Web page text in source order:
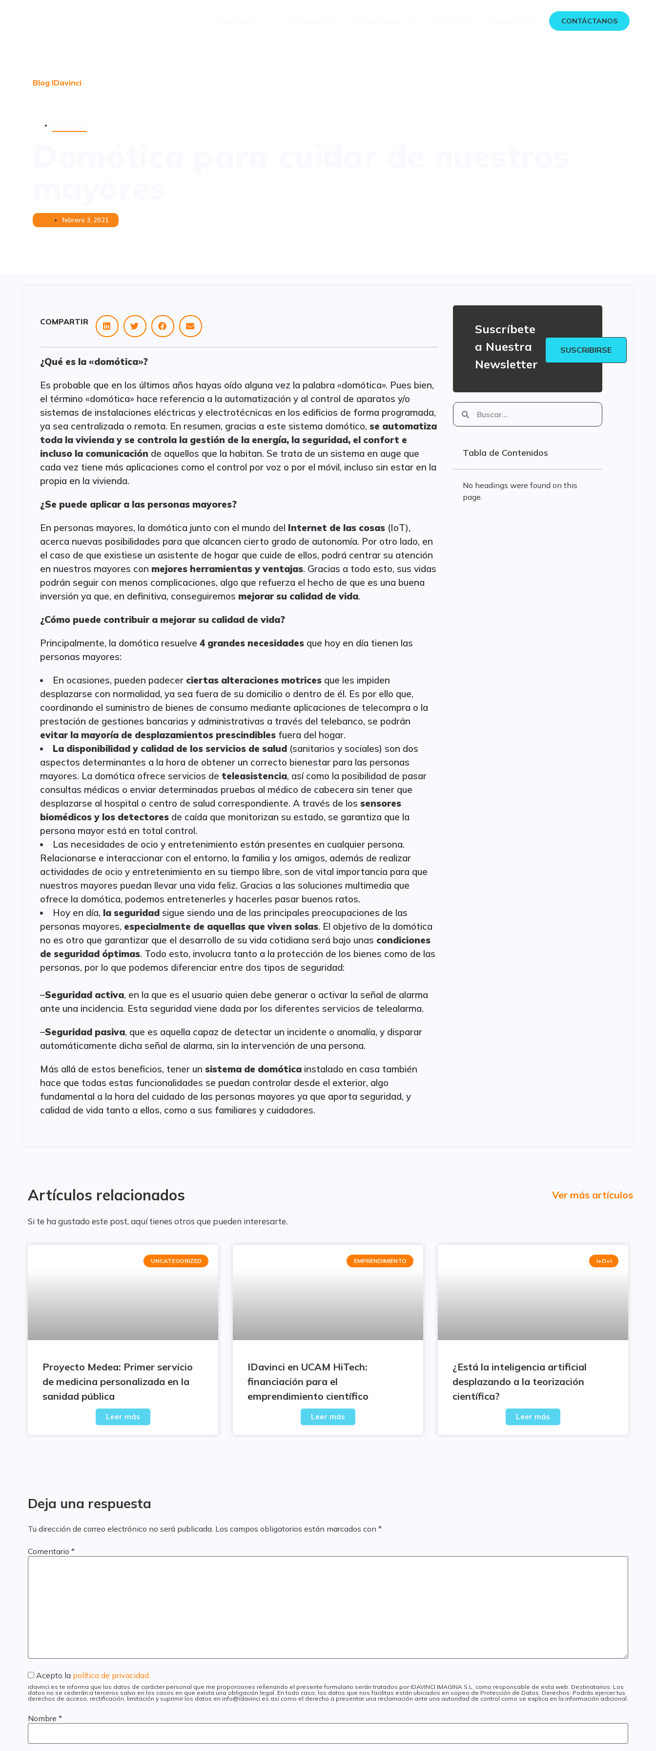
CONTÁCTANOS
Blog IDavinci
febrero 3, 2021
COMPARTIR
¿Qué es la «domótica»?
Es probable que en los últimos años hayas oído alguna vez la palabra «domótica». Pues bien,
el término «domótica» hace referencia a la automatización y al control de aparatos y/o
sistemas de instalaciones eléctricas y electrotécnicas en los edificios de forma programada,
ya sea centralizada o remota. En resumen, gracias a este sistema domótico, se automatiza
toda la vivienda y se controla la gestión de la energía, la seguridad, el confort e
incluso la comunicación de aquellos que la habitan. Se trata de un sistema en auge que
cada vez tiene más aplicaciones como el control por voz o por el móvil, incluso sin estar en la
propia en la vivienda.
¿Se puede aplicar a las personas mayores?
En personas mayores, la domótica junto con el mundo del Internet de las cosas (IoT),
acerca nuevas posibilidades para que alcancen cierto grado de autonomía. Por otro lado, en
el caso de que existiese un asistente de hogar que cuide de ellos, podrá centrar su atención
en nuestros mayores con mejores herramientas y ventajas. Gracias a todo esto, sus vidas
podrán seguir con menos complicaciones, algo que refuerza el hecho de que es una buena
inversión ya que, en definitiva, conseguiremos mejorar su calidad de vida.
¿Cómo puede contribuir a mejorar su calidad de vida?
Principalmente, la domótica resuelve 4 grandes necesidades que hoy en día tienen las
personas mayores:
En ocasiones, pueden padecer ciertas alteraciones motrices que les impiden
desplazarse con normalidad, ya sea fuera de su domicilio o dentro de él. Es por ello que,
coordinando el suministro de bienes de consumo mediante aplicaciones de telecompra o la
prestación de gestiones bancarias y administrativas a través del telebanco, se podrán
evitar la mayoría de desplazamientos prescindibles fuera del hogar.
La disponibilidad y calidad de los servicios de salud (sanitarios y sociales) son dos
aspectos determinantes a la hora de obtener un correcto bienestar para las personas
mayores. La domótica ofrece servicios de teleasistencia, así como la posibilidad de pasar
consultas médicas o enviar determinadas pruebas al médico de cabecera sin tener que
desplazarse al hospital o centro de salud correspondiente. A través de los sensores
biomédicos y los detectores de caída que monitorizan su estado, se garantiza que la
persona mayor está en total control.
Las necesidades de ocio y entretenimiento están presentes en cualquier persona.
Relacionarse e interaccionar con el entorno, la familia y los amigos, además de realizar
actividades de ocio y entretenimiento en su tiempo libre, son de vital importancia para que
nuestros mayores puedan llevar una vida feliz. Gracias a las soluciones multimedia que
ofrece la domótica, podemos entretenerles y hacerles pasar buenos ratos.
Hoy en día, la seguridad sigue siendo una de las principales preocupaciones de las
personas mayores, especialmente de aquellas que viven solas. El objetivo de la domótica
no es otro que garantizar que el desarrollo de su vida cotidiana será bajo unas condiciones
de seguridad óptimas. Todo esto, involucra tanto a la protección de los bienes como de las
personas, por lo que podemos diferenciar entre dos tipos de seguridad:
–Seguridad activa, en la que es el usuario quien debe generar o activar la señal de alarma
ante una incidencia. Esta seguridad viene dada por los diferentes servicios de telealarma.
–Seguridad pasiva, que es aquella capaz de detectar un incidente o anomalía, y disparar
automáticamente dicha señal de alarma, sin la intervención de una persona.
Más allá de estos beneficios, tener un sistema de domótica instalado en casa también
hace que todas estas funcionalidades se puedan controlar desde el exterior, algo
fundamental a la hora del cuidado de las personas mayores ya que aporta seguridad, y
calidad de vida tanto a ellos, como a sus familiares y cuidadores.
Suscríbete
a Nuestra
Newsletter
SUSCRIBIRSE
Tabla de Contenidos
No headings were found on this
page.
Artículos relacionados Ver más artículos
Si te ha gustado este post, aquí tienes otros que pueden interesarte.
UNCATEGORIZED
Proyecto Medea: Primer servicio
de medicina personalizada en la
sanidad pública
Leer más
EMPRENDIMIENTO
IDavinci en UCAM HiTech:
financiación para el
emprendimiento científico
Leer más
I+D+I
¿Está la inteligencia artificial
desplazando a la teorización
científica?
Leer más
Deja una respuesta
Tu dirección de correo electrónico no será publicada. Los campos obligatorios están marcados con *
Comentario *
Acepto la política de privacidad
idavinci.es te informa que los datos de carácter personal que me proporciones rellenando el presente formulario serán tratados por IDAVINCI IMAGINA S.L. como responsable de esta web. Destinatarios: Los
datos no se cederán a terceros salvo en los casos en que exista una obligación legal. En todo caso, los datos que nos facilitas están ubicados en sopeo de Protección de Datos. Derechos: Podrás ejercer tus
derechos de acceso, rectificación, limitación y suprimir los datos en info@idavinci.es así como el derecho a presentar una reclamación ante una autoridad de control como se explica en la información adicional.
Nombre *